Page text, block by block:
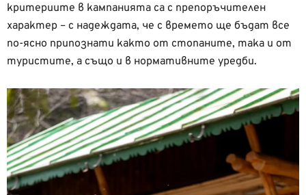
критериите в кампанията са с препоръчителен
характер – с надеждата, че с времето ще бъдат все
по-ясно припознати както от стопаните, така и от
туристите, а също и в нормативните уредби.